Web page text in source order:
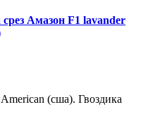
Амазон F1 lavander
(сша). Гвоздика